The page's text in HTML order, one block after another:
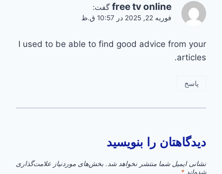
free tv online گفت:
فوریه 22, 2025 در 10:57 ق.ظ
I used to be able to find good advice from your
articles.
پاسخ
دیدگاهتان را بنویسید
نشانی ایمیل شما منتشر نخواهد شد. بخش‌های موردنیاز علامت‌گذاری
شده‌اند *